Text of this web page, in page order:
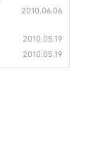
2010.06.06
2010.05.19
2010.05.19